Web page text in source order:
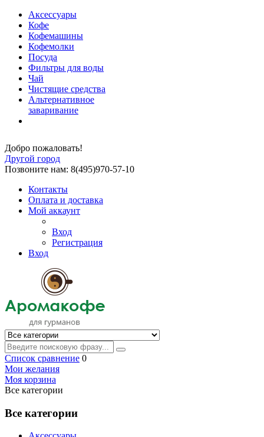
Аксессуары
Кофе
Кофемашины
Кофемолки
Посуда
Фильтры для воды
Чай
Чистящие средства
Альтернативное
заваривание
Добро пожаловать!
Другой город
Позвоните нам: 8(495)970-57-10
Контакты
Оплата и доставка
Мой аккаунт
Вход
Регистрация
Вход
Список сравнение 0
Мои желания
Моя корзина
Все категории
Все категории